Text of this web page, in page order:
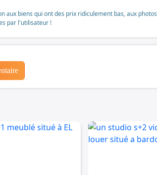
aux biens qui ont des prix ridiculement bas, aux photos
par l'utilisateur !